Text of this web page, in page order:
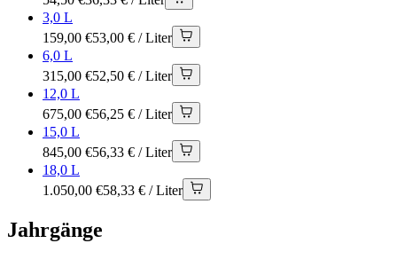
3,0 L
159,00 €53,00 € / Liter
6,0 L
315,00 €52,50 € / Liter
12,0 L
675,00 €56,25 € / Liter
15,0 L
845,00 €56,33 € / Liter
18,0 L
1.050,00 €58,33 € / Liter
Jahrgänge